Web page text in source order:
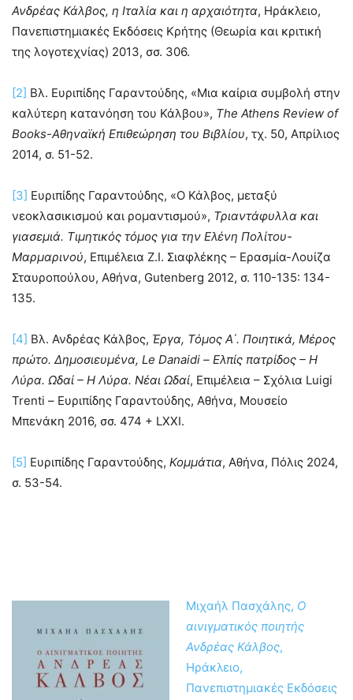
Ανδρέας Κάλβος, η Ιταλία και η αρχαιότητα, Ηράκλειο,
Πανεπιστημιακές Εκδόσεις Κρήτης (Θεωρία και κριτική
της λογοτεχνίας) 2013, σσ. 306.
[2] Βλ. Ευριπίδης Γαραντούδης, «Μια καίρια συμβολή στην
καλύτερη κατανόηση του Κάλβου», The Athens Review of
Books-Αθηναϊκή Επιθεώρηση του Βιβλίου, τχ. 50, Απρίλιος
2014, σ. 51-52.
[3] Ευριπίδης Γαραντούδης, «Ο Κάλβος, μεταξύ
νεοκλασικισμού και ρομαντισμού», Τριαντάφυλλα και
γιασεμιά. Τιμητικός τόμος για την Ελένη Πολίτου-
Μαρμαρινού, Επιμέλεια Ζ.Ι. Σιαφλέκης – Ερασμία-Λουίζα
Σταυροπούλου, Αθήνα, Gutenberg 2012, σ. 110-135: 134-
135.
[4] Βλ. Ανδρέας Κάλβος, Έργα, Τόμος Α΄. Ποιητικά, Μέρος
πρώτο. Δημοσιευμένα, Le Danaidi – Ελπίς πατρίδος – Η
Λύρα. Ωδαί – Η Λύρα. Νέαι Ωδαί, Επιμέλεια – Σχόλια Luigi
Trenti – Ευριπίδης Γαραντούδης, Αθήνα, Μουσείο
Μπενάκη 2016, σσ. 474 + LXXI.
[5] Ευριπίδης Γαραντούδης, Κομμάτια, Αθήνα, Πόλις 2024,
σ. 53-54.
Μιχαήλ Πασχάλης, Ο
αινιγματικός ποιητής
Ανδρέας Κάλβος,
Ηράκλειο,
Πανεπιστημιακές Εκδόσεις